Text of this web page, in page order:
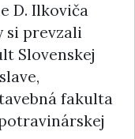
D. Ilkoviča
si prevzali
Slovenskej
fakulta